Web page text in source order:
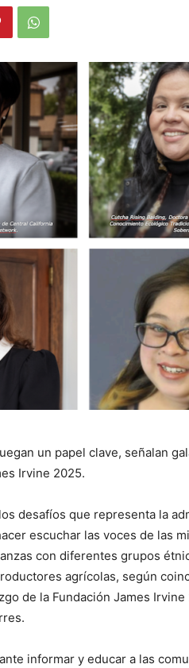
un papel clave, señalan
Irvine 2025.
desafíos que representa la
escuchar las voces de las
con diferentes grupos
agrícolas, según
de la Fundación James
informar y educar a las